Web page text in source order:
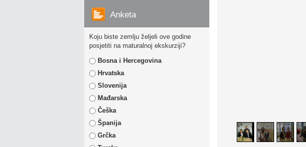
Anketa
Koju biste zemlju željeli ove godine
posjetiti na maturalnoj ekskurziji?
Bosna i Hercegovina
Hrvatska
Slovenija
Mađarska
Češka
Španija
Grčka